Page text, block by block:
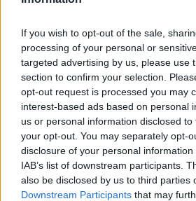
If you wish to opt-out of the sale,
processing of your personal or
targeted advertising by us, please use
section to confirm your selection.
opt-out request is processed you may
interest-based ads based on personal
us or personal information disclosed
your opt-out. You may separately opt-
disclosure of your personal
IAB’s list of downstream participants.
also be disclosed by us to third parties
Downstream Participants that may
REDAZIONE
Twitter @Calciopremier